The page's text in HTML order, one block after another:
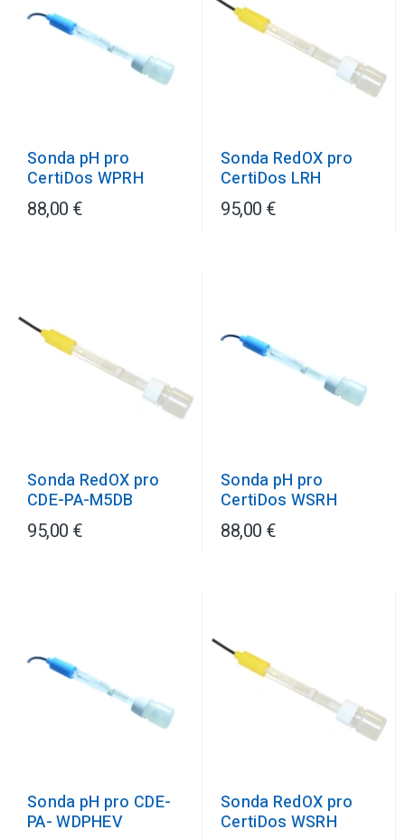
Sonda pH pro
CertiDos WPRH
88,00 €
Sonda RedOX pro
CertiDos LRH
95,00 €
Sonda RedOX pro
CDE-PA-M5DB
95,00 €
Sonda pH pro
CertiDos WSRH
88,00 €
Sonda pH pro CDE-
PA- WDPHEV
Sonda RedOX pro
CertiDos WSRH